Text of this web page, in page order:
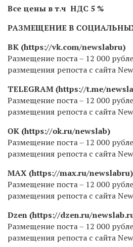
Все цены в т.ч НДС 5 %
РАЗМЕЩЕНИЕ В СОЦИАЛЬНЫХ
ВК (https://vk.com/newslabru)
Размещение поста– 12 000
размещения репоста с сайта
TELEGRAM (https://t.me/
Размещение поста– 12 000
размещения репоста с сайта
OK (https://ok.ru/newslab)
Размещение поста – 12 000
размещения репоста с сайта
MAХ (https://max.ru/newslabru)
Размещение поста– 12 000
размещения репоста с сайта
Dzen (https://dzen.ru/
Размещение поста – 12 000
размещения репоста с сайта